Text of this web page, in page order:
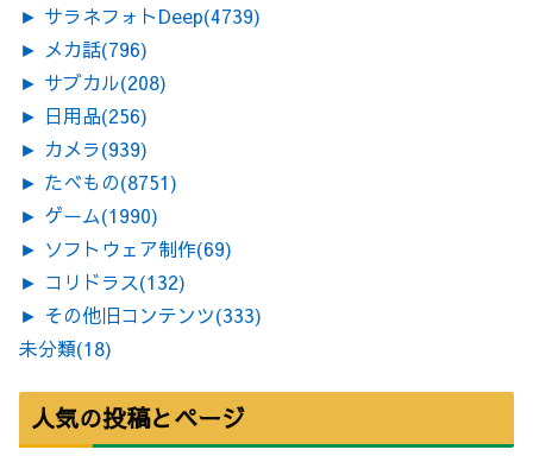
► サラネフォトDeep(4739)
► メカ話(796)
► サブカル(208)
► 日用品(256)
► カメラ(939)
► たべもの(8751)
► ゲーム(1990)
► ソフトウェア制作(69)
► コリドラス(132)
► その他旧コンテンツ(333)
未分類(18)
人気の投稿とページ